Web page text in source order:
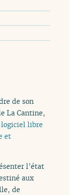
de son
La Cantine,
libre
et
l’état
aux
de